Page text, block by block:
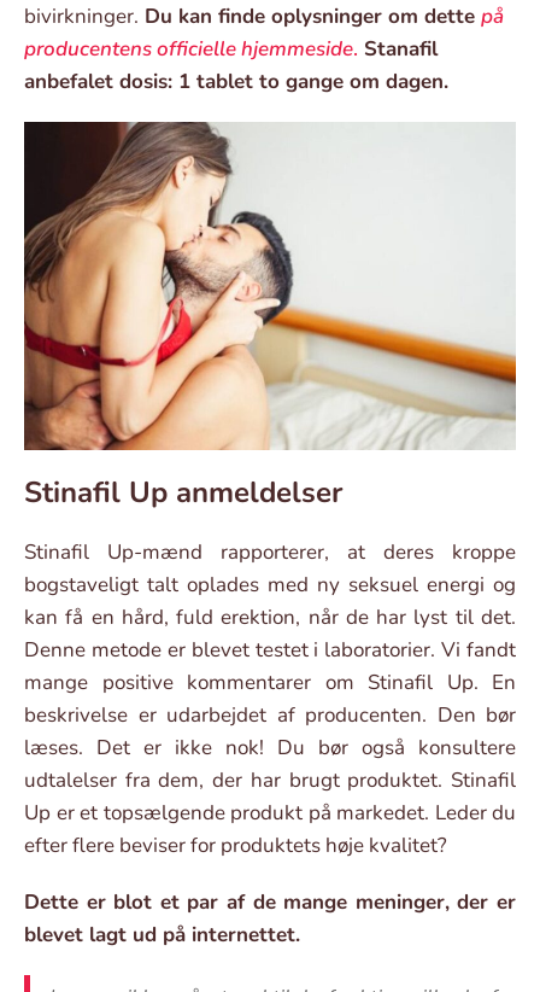
bivirkninger. Du kan finde oplysninger om dette på
producentens officielle hjemmeside. Stanafil
anbefalet dosis: 1 tablet to gange om dagen.
Stinafil Up anmeldelser
Stinafil Up-mænd rapporterer, at deres kroppe
bogstaveligt talt oplades med ny seksuel energi og
kan få en hård, fuld erektion, når de har lyst til det.
Denne metode er blevet testet i laboratorier. Vi fandt
mange positive kommentarer om Stinafil Up. En
beskrivelse er udarbejdet af producenten. Den bør
læses. Det er ikke nok! Du bør også konsultere
udtalelser fra dem, der har brugt produktet. Stinafil
Up er et topsælgende produkt på markedet. Leder du
efter flere beviser for produktets høje kvalitet?
Dette er blot et par af de mange meninger, der er
blevet lagt ud på internettet.